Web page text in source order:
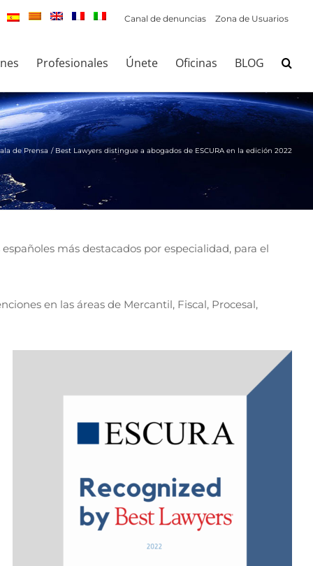
Canal de denuncias Zona de Usuarios
Profesionales Únete Oficinas BLOG
de Prensa Best Lawyers distingue a abogados de ESCURA en la edición 2022
más destacados por especialidad, para el
en las áreas de Mercantil, Fiscal, Procesal,